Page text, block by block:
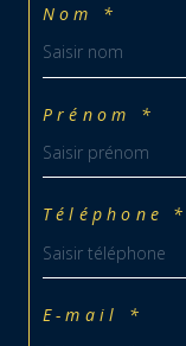
Nom *
Prénom *
Téléphone *
E-mail *